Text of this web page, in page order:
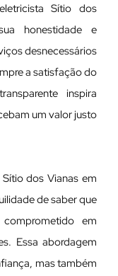
Sítio dos
honestidade e
desnecessários
a satisfação do
inspira
um valor justo
dos Vianas em
de saber que
em
Essa abordagem
mas também